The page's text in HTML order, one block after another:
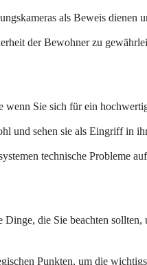
als Beweis dienen
der Bewohner zu
wenn Sie sich für ein
und sehen sie als Eingriff in
technische Probleme
Dinge, die Sie beachten sollten,
Punkten, um die